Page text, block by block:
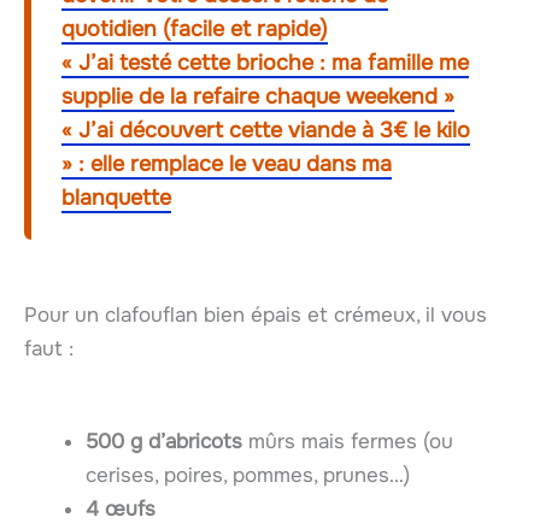
quotidien (facile et rapide)
« J’ai testé cette brioche : ma famille me
supplie de la refaire chaque weekend »
« J’ai découvert cette viande à 3€ le kilo
» : elle remplace le veau dans ma
blanquette
Pour un clafouflan bien épais et crémeux, il vous
faut :
500 g d’abricots mûrs mais fermes (ou
cerises, poires, pommes, prunes…)
4 œufs